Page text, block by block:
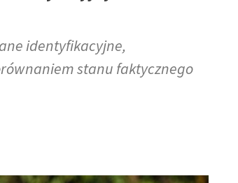
identyfikacyjne,
stanu faktycznego